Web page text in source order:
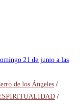
de los Ángeles /
/